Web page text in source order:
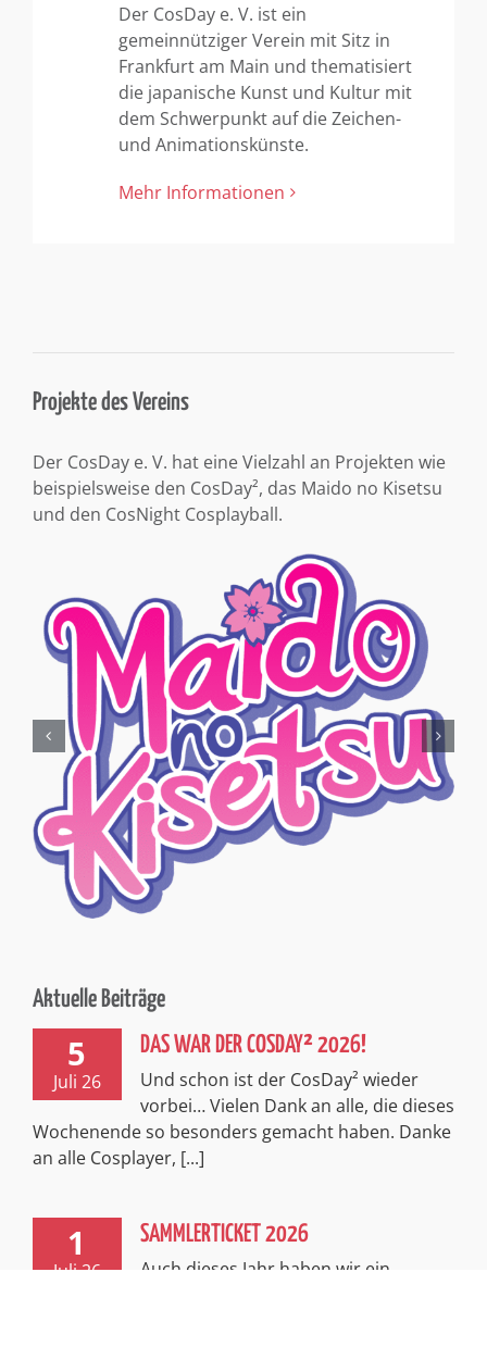
Der CosDay e. V. ist ein
gemeinnütziger Verein mit Sitz in
Frankfurt am Main und thematisiert
die japanische Kunst und Kultur mit
dem Schwerpunkt auf die Zeichen-
und Animationskünste.
Mehr Informationen
Projekte des Vereins
Der CosDay e. V. hat eine Vielzahl an Projekten wie
beispielsweise den CosDay², das Maido no Kisetsu
und den CosNight Cosplayball.
Aktuelle Beiträge
5
Juli 26
DAS WAR DER COSDAY² 2026!
Und schon ist der CosDay² wieder
vorbei… Vielen Dank an alle, die dieses
Wochenende so besonders gemacht haben. Danke
an alle Cosplayer, [...]
1
Juli 26
SAMMLERTICKET 2026
Auch dieses Jahr haben wir ein